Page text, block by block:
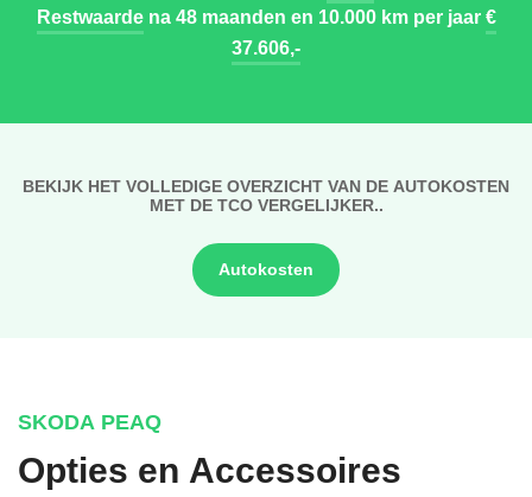
Restwaardena 48 maanden en 10.000 km per jaar€
37.606,-
BEKIJK HET VOLLEDIGE OVERZICHT VAN DE AUTOKOSTEN
MET DE TCO VERGELIJKER..
Autokosten
SKODA PEAQ
Opties en Accessoires